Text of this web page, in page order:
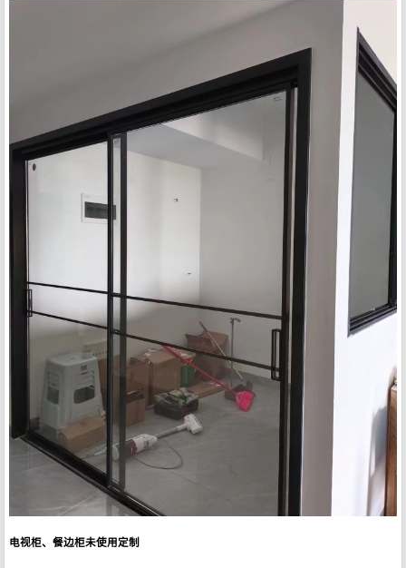
电视柜、餐边柜未使用定制